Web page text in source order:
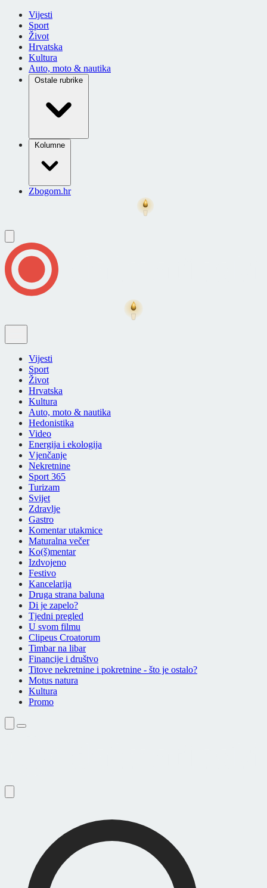
Vijesti
Sport
Život
Hrvatska
Kultura
Auto, moto & nautika
Ostale rubrike
Kolumne
Zbogom.hr
Vijesti
Sport
Život
Hrvatska
Kultura
Auto, moto & nautika
Hedonistika
Video
Energija i ekologija
Vjenčanje
Nekretnine
Sport 365
Turizam
Svijet
Zdravlje
Gastro
Komentar utakmice
Maturalna večer
Ko(š)mentar
Izdvojeno
Festivo
Kancelarija
Druga strana baluna
Di je zapelo?
Tjedni pregled
U svom filmu
Clipeus Croatorum
Timbar na libar
Financije i društvo
Titove nekretnine i pokretnine - što je ostalo?
Motus natura
Kultura
Promo